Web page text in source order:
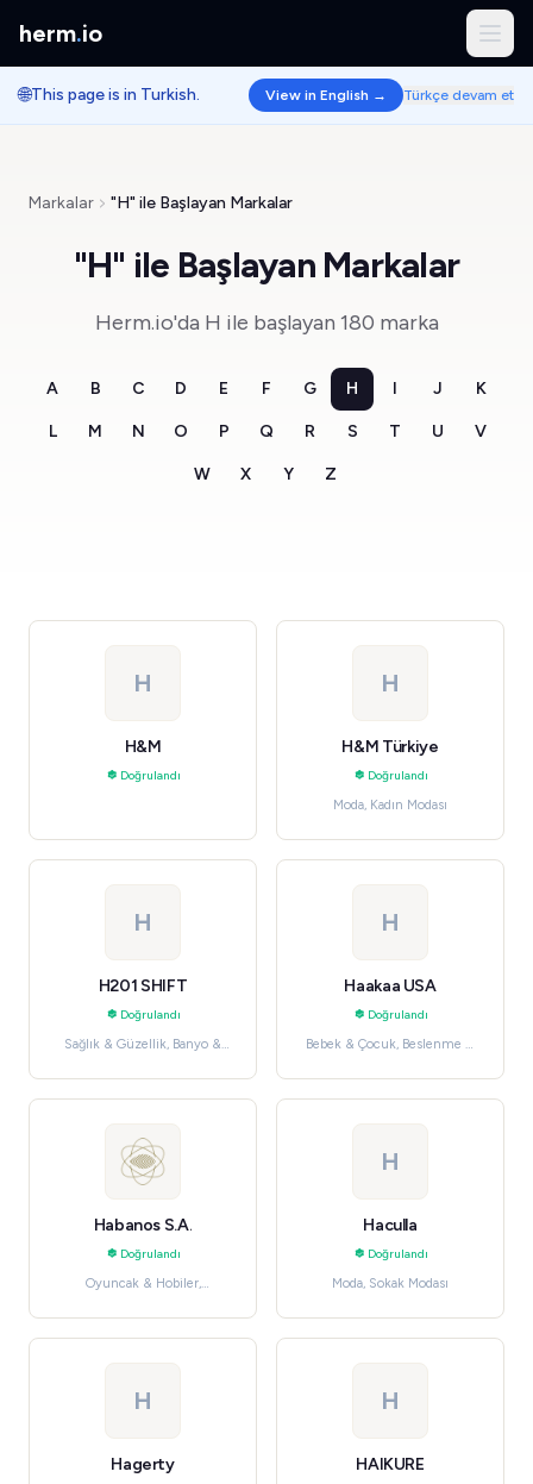
herm.io
🌐This page is in Turkish. View in English → Türkçe devam et
Markalar "H" ile Başlayan Markalar
"H" ile Başlayan Markalar
Herm.io'da H ile başlayan 180 marka
A B C D E F G H I J K
L M N O P Q R S T U V
W X Y Z
H
H&M
Doğrulandı
H
H&M Türkiye
Doğrulandı
Moda, Kadın Modası
H
H201 SHIFT
Doğrulandı
Sağlık & Güzellik, Banyo &
H
Haakaa USA
Doğrulandı
Bebek & Çocuk, Beslenme &
Habanos S.A.
Doğrulandı
Oyuncak & Hobiler,
H
Haculla
Doğrulandı
Moda, Sokak Modası
H
Hagerty
H
HAIKURE